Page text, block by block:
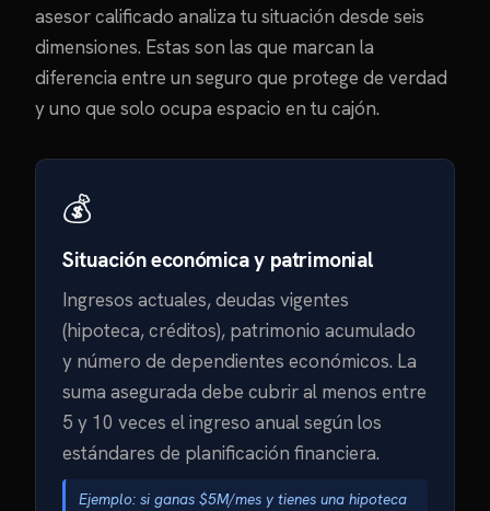
asesor calificado analiza tu situación desde seis
dimensiones. Estas son las que marcan la
diferencia entre un seguro que protege de verdad
y uno que solo ocupa espacio en tu cajón.
💰
Situación económica y patrimonial
Ingresos actuales, deudas vigentes
(hipoteca, créditos), patrimonio acumulado
y número de dependientes económicos. La
suma asegurada debe cubrir al menos entre
5 y 10 veces el ingreso anual según los
estándares de planificación financiera.
Ejemplo: si ganas $5M/mes y tienes una hipoteca